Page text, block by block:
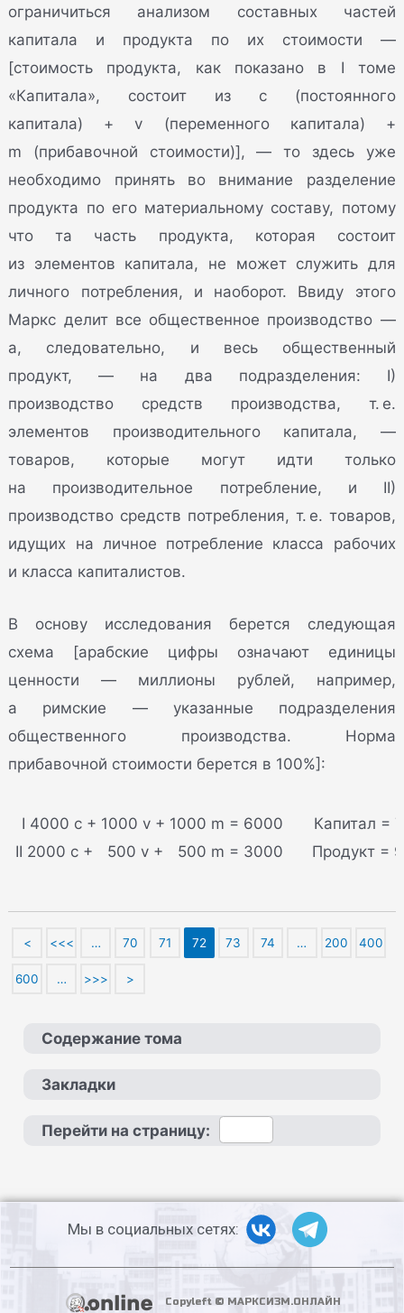
ограничиться анализом составных частей
капитала и продукта по их стоимости —
[стоимость продукта, как показано в I томе
«Капитала», состоит из c (постоянного
капитала) + v (переменного капитала) +
m (прибавочной стоимости)], — то здесь уже
необходимо принять во внимание разделение
продукта по его материальному составу, потому
что та часть продукта, которая состоит
из элементов капитала, не может служить для
личного потребления, и наоборот. Ввиду этого
Маркс делит все общественное производство —
а, следовательно, и весь общественный
продукт, — на два подразделения: I)
производство средств производства, т. е.
элементов производительного капитала, —
товаров, которые могут идти только
на производительное потребление, и II)
производство средств потребления, т. е. товаров,
идущих на личное потребление класса рабочих
и класса капиталистов.
В основу исследования берется следующая
схема [арабские цифры означают единицы
ценности — миллионы рублей, например,
а римские — указанные подразделения
общественного производства. Норма
прибавочной стоимости берется в 100%]:
I 4000 c + 1000 v + 1000 m = 6000
II 2000 c +  500 v +  500 m = 3000
Капитал =
Продукт =
< <<< … 70 71 72 73 74 … 200 400
600 … >>> >
Содержание тома
Закладки
Перейти на страницу:
Мы в социальных сетях:
Copyleft © МАРКСИЗМ.ОНЛАЙН